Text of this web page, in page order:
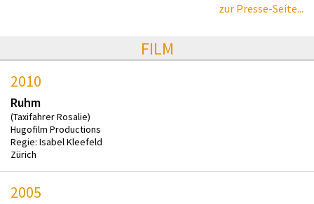
zur Presse-Seite...
FILM
2010
Ruhm
(Taxifahrer Rosalie)
Hugofilm Productions
Regie: Isabel Kleefeld
Zürich
2005